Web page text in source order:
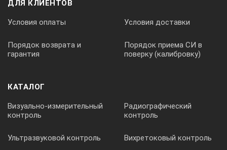
IP 65
Масса
ДЛЯ КЛИЕНТОВ
Условия оплаты Условия доставки
Порядок возврата и
гарантия
Порядок приема СИ в
поверку (калибровку)
КАТАЛОГ
Визуально-измерительный
контроль
Радиографический
контроль
Ультразвуковой контроль Вихретоковый контроль